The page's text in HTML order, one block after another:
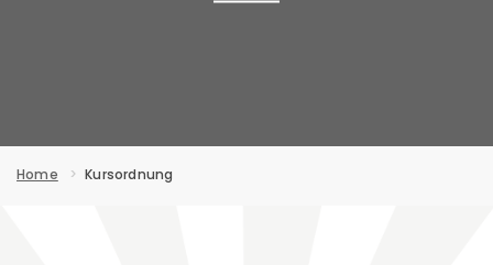
Home Kursordnung